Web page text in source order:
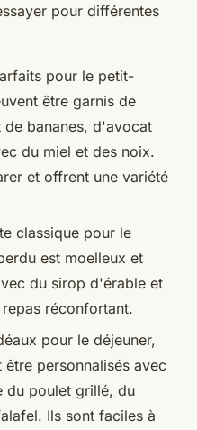
pour différentes
pour le petit-
être garnis de
de bananes, d'avocat
du miel et des noix.
et offrent une variété
classique pour le
est moelleux et
du sirop d'érable et
réconfortant.
pour le déjeuner,
personnalisés avec
du poulet grillé, du
Ils sont faciles à